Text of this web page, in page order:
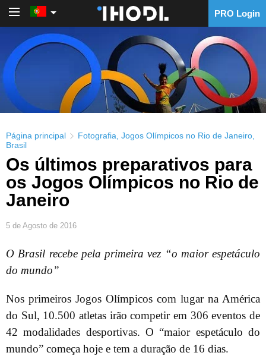
PRO Login
Página principal Fotografia Jogos Olímpicos no Rio de Janeiro
Brasil
Os últimos preparativos para
os Jogos Olímpicos no Rio de
Janeiro
5 de Agosto de 2016
O Brasil recebe pela primeira vez “o maior espetáculo
do mundo”
Nos primeiros Jogos Olímpicos com lugar na América
do Sul, 10.500 atletas irão competir em 306 eventos de
42 modalidades desportivas. O “maior espetáculo do
mundo” começa hoje e tem a duração de 16 dias.